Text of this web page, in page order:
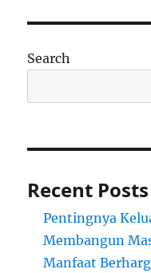
Search
Recent Posts
Pentingnya
Membangun
Manfaat